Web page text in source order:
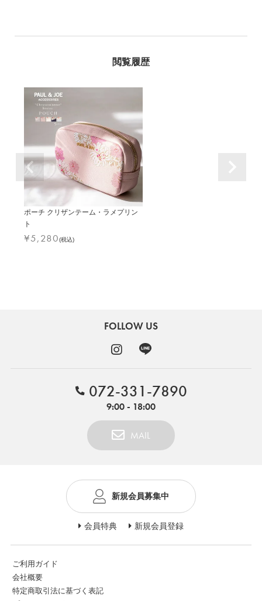
ポーチ クリザンテーム・ラメプリン
ト
¥5,280(税込)
FOLLOW US
MAIL
072-331-7890
9:00 - 18:00
新規会員募集中
会員特典 新規会員登録
ご利用ガイド
会社概要
特定商取引法に基づく表記